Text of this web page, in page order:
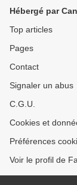
Hébergé par
Top articles
Pages
Contact
Signaler un abus
C.G.U.
Cookies et
Préférences
Voir le profil de